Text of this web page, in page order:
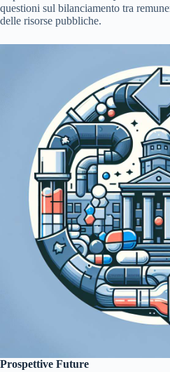
questioni sul bilanciamento tra
delle risorse pubbliche.
Prospettive Future